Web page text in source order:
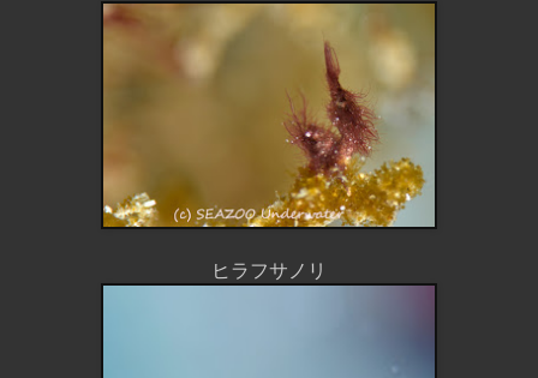
ヒラフサノリ